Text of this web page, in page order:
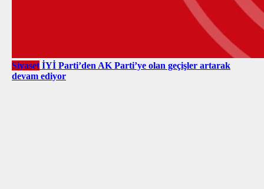
Siyaset İYİ Parti’den AK Parti’ye olan geçişler artarak
devam ediyor